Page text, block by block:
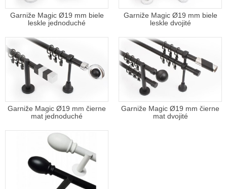
Garniže Magic Ø19 mm biele
leskle jednoduché
Garniže Magic Ø19 mm biele
leskle dvojité
Garniže Magic Ø19 mm čierne
mat jednoduché
Garniže Magic Ø19 mm čierne
mat dvojité